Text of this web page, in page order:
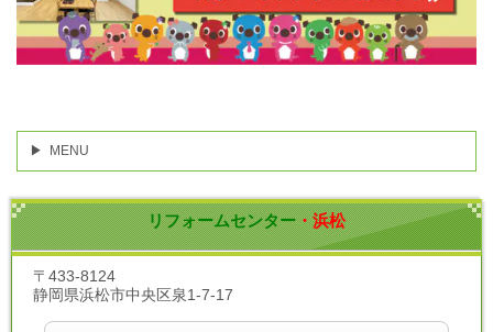
MENU
リフォームセンター・浜松
〒433-8124
静岡県浜松市中央区泉1-7-17